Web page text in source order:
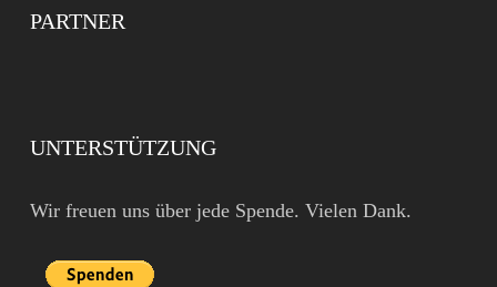
PARTNER
UNTERSTÜTZUNG
Wir freuen uns über jede Spende. Vielen Dank.